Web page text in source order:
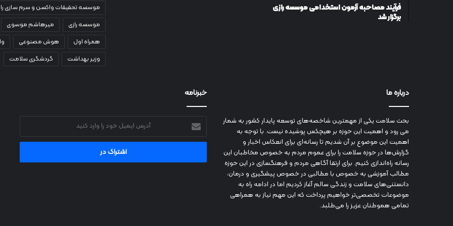
فرآیند مصاحبه آزمون استخدامی موسسه رازی
برگزار شد
موسسه تحقیقات واکسن و سرم سازی
موسسه رازی
میرهاشم موسوی
همراه اول
هوش مصنوعی
وزیر بهداشت
گردشگری سلامت
درباره ما
بحث سلامت یکی از مهمترین شاخصه‌های توسعه پایدار کشور به شمار
می رود و اهمیت این حوزه بر هیچکس پوشیده نیست. با توجه به
اهمیت این موضوع بر آن شدیم تا رسانه‌ای برای انعکاس اخبار و
گزارش‌ها در حوزه سلامت را برای عموم مردم به خصوص مخاطبان این
رسانه راه‌اندازی کنیم. برای ارتقا آگاهی مردم و فرهنگسازی در این حوزه
مطالب آموزشی به خصوص با مطالبی در خصوص پیشگیری و درمان،
دانستنی‌های سلامت و زندگی سالم آغاز کردیم اما در ادامه راه به
موضوعات تخصصی‌تر خواهیم پرداخت که این مهم نیاز به همراهی
تمامی هموطنان عزیز را می‌طلبد.
خبرنامه
آدرس
ایمیل
خود
وارد